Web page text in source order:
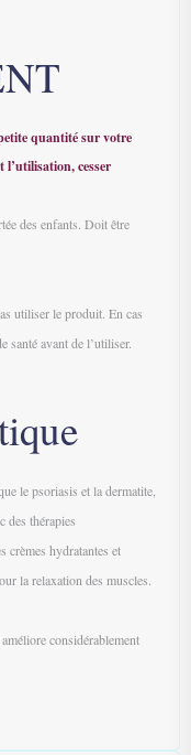
quantité sur votre
cesser
des enfants. Doit être
utiliser le produit. En cas
santé avant de l’utiliser.
le psoriasis et la dermatite,
des thérapies
crèmes hydratantes et
la relaxation des muscles.
considérablement